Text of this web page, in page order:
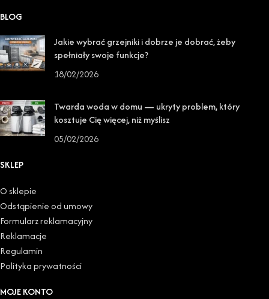
BLOG
Jakie wybrać grzejniki i dobrze je dobrać, żeby
spełniały swoje funkcje?
18/02/2026
Twarda woda w domu — ukryty problem, który
kosztuje Cię więcej, niż myślisz
05/02/2026
SKLEP
O sklepie
Odstąpienie od umowy
Formularz reklamacyjny
Reklamacje
Regulamin
Polityka prywatności
MOJE KONTO